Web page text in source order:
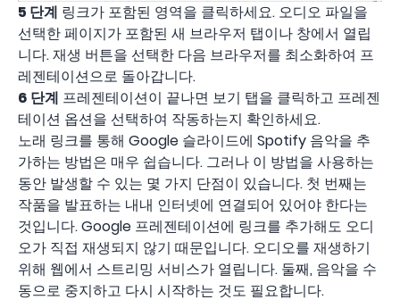
5 단계 링크가 포함된 영역을 클릭하세요. 오디오 파일을
선택한 페이지가 포함된 새 브라우저 탭이나 창에서 열립
니다. 재생 버튼을 선택한 다음 브라우저를 최소화하여 프
레젠테이션으로 돌아갑니다.
6 단계 프레젠테이션이 끝나면 보기 탭을 클릭하고 프레젠
테이션 옵션을 선택하여 작동하는지 확인하세요.
노래 링크를 통해 Google 슬라이드에 Spotify 음악을 추
가하는 방법은 매우 쉽습니다. 그러나 이 방법을 사용하는
동안 발생할 수 있는 몇 가지 단점이 있습니다. 첫 번째는
작품을 발표하는 내내 인터넷에 연결되어 있어야 한다는
것입니다. Google 프레젠테이션에 링크를 추가해도 오디
오가 직접 재생되지 않기 때문입니다. 오디오를 재생하기
위해 웹에서 스트리밍 서비스가 열립니다. 둘째, 음악을 수
동으로 중지하고 다시 시작하는 것도 필요합니다.